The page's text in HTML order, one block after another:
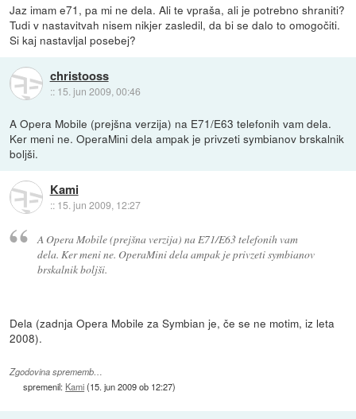
Jaz imam e71, pa mi ne dela. Ali te vpraša, ali je potrebno shraniti?
Tudi v nastavitvah nisem nikjer zasledil, da bi se dalo to omogočiti.
Si kaj nastavljal posebej?
christooss
:: 15. jun 2009, 00:46
A Opera Mobile (prejšna verzija) na E71/E63 telefonih vam dela.
Ker meni ne. OperaMini dela ampak je privzeti symbianov brskalnik
boljši.
Kami
:: 15. jun 2009, 12:27
A Opera Mobile (prejšna verzija) na E71/E63 telefonih vam
dela. Ker meni ne. OperaMini dela ampak je privzeti symbianov
brskalnik boljši.
Dela (zadnja Opera Mobile za Symbian je, če se ne motim, iz leta
2008).
Zgodovina sprememb…
spremenil: Kami(15. jun 2009 ob 12:27)